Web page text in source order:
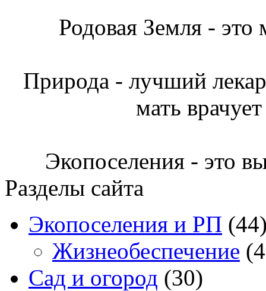
Родовая Земля - это
Природа - лучший
мать
Экопоселения - это
Разделы сайта
Экопоселения и РП
Жизнеобеспечение
Сад и огород (30)